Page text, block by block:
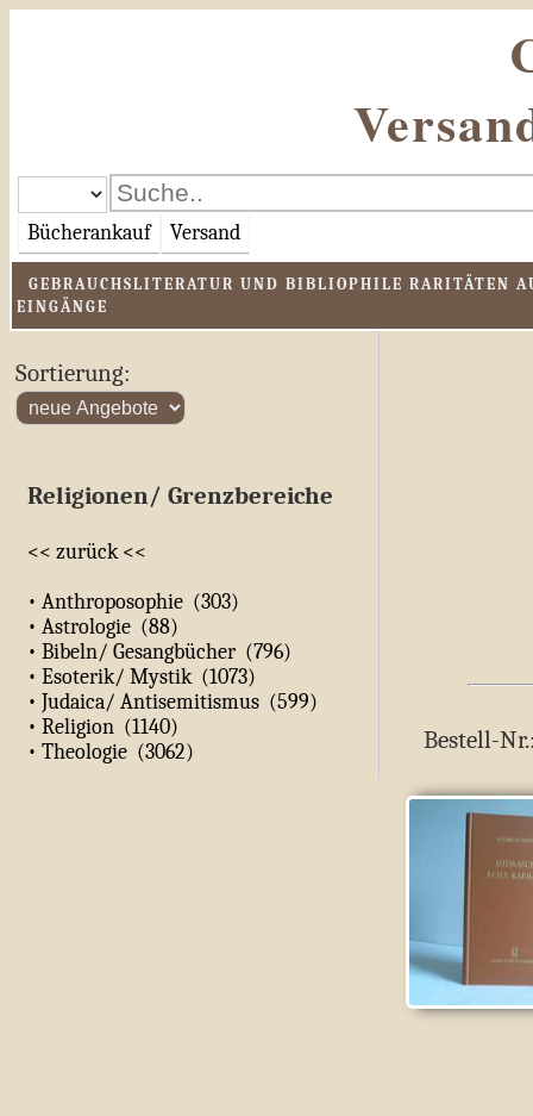
Bücherankauf Versand
GEBRAUCHSLITERATUR UND BIBLIOPHILE RARITÄTEN
EINGÄNGE
Sortierung:
Religionen/ Grenzbereiche
<< zurück <<
• Anthroposophie (303)
• Astrologie (88)
• Bibeln/ Gesangbücher (796)
• Esoterik/ Mystik (1073)
• Judaica/ Antisemitismus (599)
• Religion (1140)
• Theologie (3062)
Bestell-